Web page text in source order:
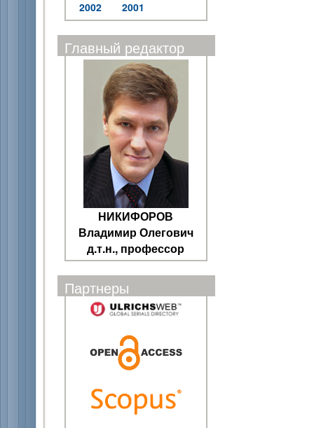
2002
2001
Главный редактор
НИКИФОРОВ
Владимир Олегович
д.т.н., профессор
Партнеры